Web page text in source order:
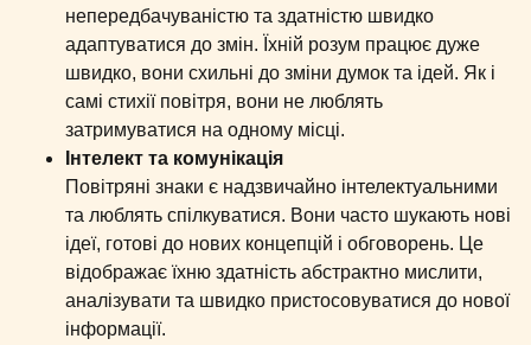
непередбачуваністю та здатністю швидко
адаптуватися до змін. Їхній розум працює дуже
швидко, вони схильні до зміни думок та ідей. Як і
самі стихії повітря, вони не люблять
затримуватися на одному місці.
Інтелект та комунікація
Повітряні знаки є надзвичайно інтелектуальними
та люблять спілкуватися. Вони часто шукають нові
ідеї, готові до нових концепцій і обговорень. Це
відображає їхню здатність абстрактно мислити,
аналізувати та швидко пристосовуватися до нової
інформації.